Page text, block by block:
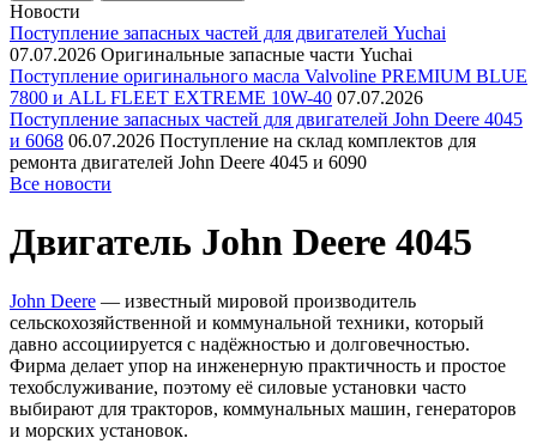
Новости
Поступление запасных частей для двигателей Yuchai
07.07.2026 Оригинальные запасные части Yuchai
Поступление оригинального масла Valvoline PREMIUM BLUE
7800 и ALL FLEET EXTREME 10W-40 07.07.2026
Поступление запасных частей для двигателей John Deere 4045
и 6068 06.07.2026 Поступление на склад комплектов для
ремонта двигателей John Deere 4045 и 6090
Все новости
Двигатель John Deere 4045
John Deere — известный мировой производитель
сельскохозяйственной и коммунальной техники, который
давно ассоциируется с надёжностью и долговечностью.
Фирма делает упор на инженерную практичность и простое
техобслуживание, поэтому её силовые установки часто
выбирают для тракторов, коммунальных машин, генераторов
и морских установок.